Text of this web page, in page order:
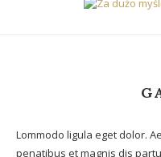
Lommodo ligula eget dolor.
penatibus et magnis dis